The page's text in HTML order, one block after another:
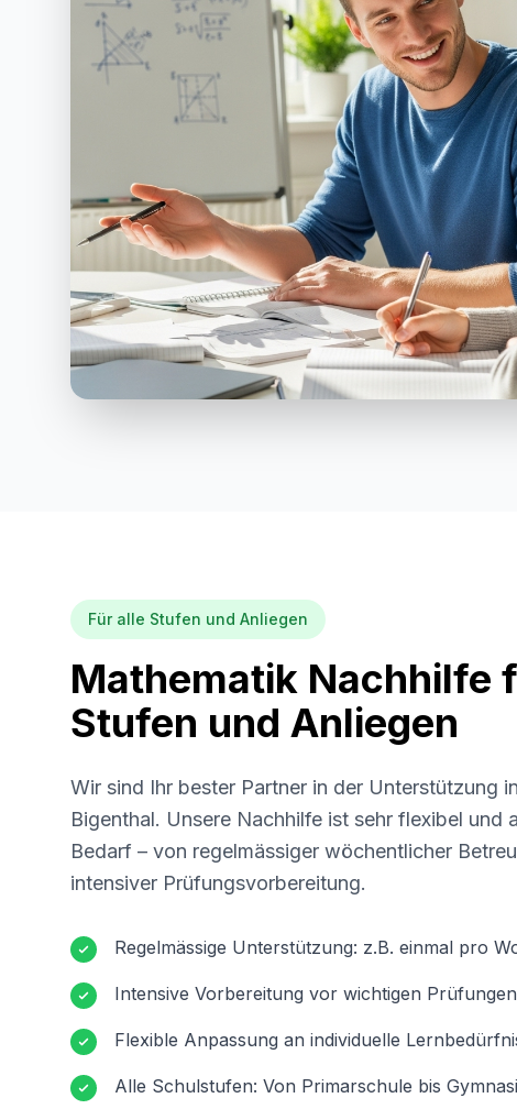
Für alle Stufen und Anliegen
Mathematik Nachhilfe
Stufen und Anliegen
Wir sind Ihr bester Partner in der Unterstützung
Bigenthal. Unsere Nachhilfe ist sehr flexibel und
Bedarf – von regelmässiger wöchentlicher
intensiver Prüfungsvorbereitung.
Regelmässige Unterstützung: z.B. einmal pro
Intensive Vorbereitung vor wichtigen
Flexible Anpassung an individuelle
Alle Schulstufen: Von Primarschule bis